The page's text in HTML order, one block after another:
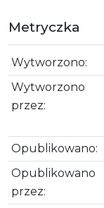
Metryczka
Wytworzono:
Wytworzono
przez:
Opublikowano:
Opublikowano
przez: